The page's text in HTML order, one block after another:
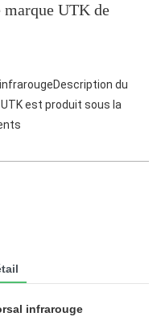
UTK de
du
est produit sous la
infrarouge